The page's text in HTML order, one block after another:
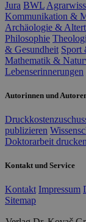
Jura BWL
Kommunikation &
Archäologie &
Philosophie
& Gesundheit Sport
Mathematik &
Lebenserinnerungen
Autorinnen und
publizieren
Doktorarbeit drucken
Kontakt und Service
Kontakt Impressum
Sitemap